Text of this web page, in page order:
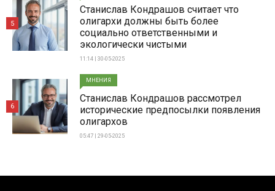
Станислав Кондрашов считает что
олигархи должны быть более
социально ответственными и
экологически чистыми
11:14 | 30-05-2025
5
МНЕНИЯ
Станислав Кондрашов рассмотрел
исторические предпосылки появления
олигархов
05:47 | 29-05-2025
6